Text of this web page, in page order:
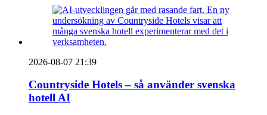
2026-08-07 21:39
Countryside Hotels – så använder svenska
hotell AI